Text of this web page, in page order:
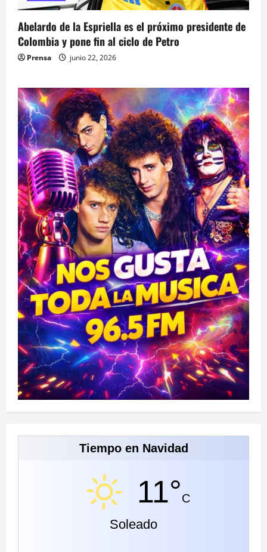
Abelardo de la Espriella es el próximo presidente de
Colombia y pone fin al ciclo de Petro
Prensa junio 22, 2026
Tiempo en Navidad
11°C
Soleado